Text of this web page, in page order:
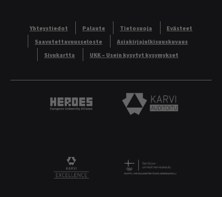
Yhteystiedot Palaute Tietosuoja
Evästeet
Saavutettavuusseloste
Asiakirjajulkisuuskuvaus
Sivukartta
UKK – Usein kysytyt kysymykset
Heroes European University Alliance logo
Karvi Auditoitu logo
KARVI Excellence logo.Logo